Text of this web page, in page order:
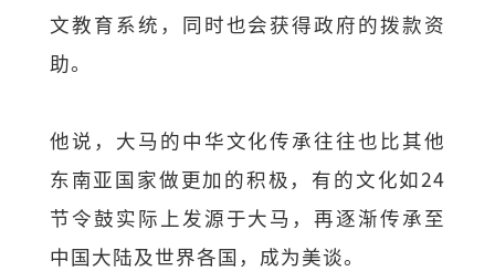
文教育系统，同时也会获得政府的拨款资
助。
他说，大马的中华文化传承往往也比其他
东南亚国家做更加的积极，有的文化如24
节令鼓实际上发源于大马，再逐渐传承至
中国大陆及世界各国，成为美谈。